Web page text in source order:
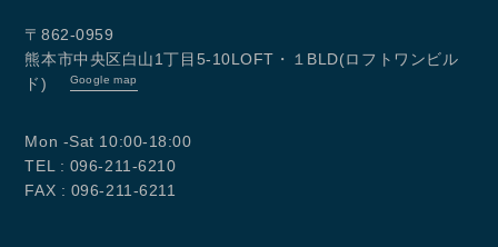
〒862-0959
熊本市中央区白山1丁目5-10LOFT・１BLD(ロフトワンビル
ド)
Google map
Mon -Sat 10:00-18:00
TEL : 096-211-6210
FAX : 096-211-6211